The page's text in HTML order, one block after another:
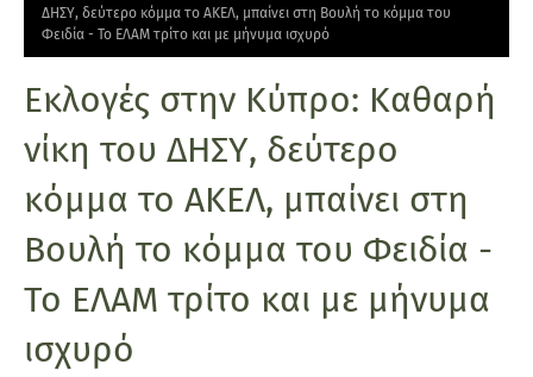
ΔΗΣΥ, δεύτερο κόμμα το ΑΚΕΛ, μπαίνει στη Βουλή το κόμμα του
Φειδία - Το ΕΛΑΜ τρίτο και με μήνυμα ισχυρό
Εκλογές στην Κύπρο: Καθαρή
νίκη του ΔΗΣΥ, δεύτερο
κόμμα το ΑΚΕΛ, μπαίνει στη
Βουλή το κόμμα του Φειδία -
Το ΕΛΑΜ τρίτο και με μήνυμα
ισχυρό